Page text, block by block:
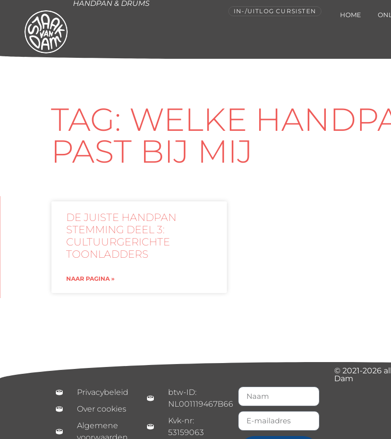
HANDPAN & DRUMS
IN-/UITLOG CURSISTEN HOME
TAG: WELKE
PAST BIJ MIJ
DE JUISTE HANDPAN
STEMMING DEEL 3:
CULTUURGERICHTE
TOONLADDERS
NAAR PAGINA »
Privacybeleid
Over cookies
Algemene
voorwaarden
btw-ID:
NL001119467B66
Kvk-nr:
53159063
© 2021-2026
Dam